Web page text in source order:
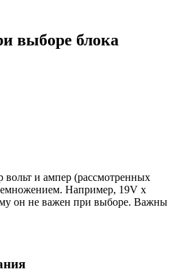
выборе блока
и ампер (рассмотренных
Например, 19V x
он не важен при выборе. Важны